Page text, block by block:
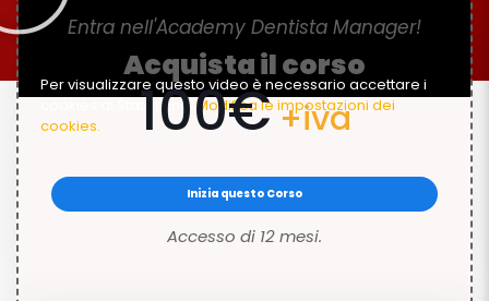
Per visualizzare questo video è necessario accettare i
cookies di Statistiche. Modifica le impostazioni dei
cookies.
Entra nell'Academy Dentista Manager!
Acquista il corso
100€+iva
Inizia questo Corso
Accesso di 12 mesi.